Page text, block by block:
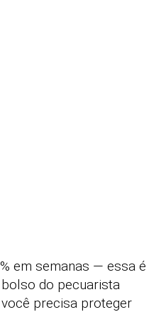
em semanas — essa é
do pecuarista
precisa proteger